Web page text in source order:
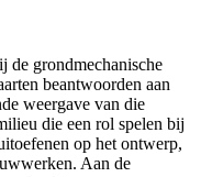
de grondmechanische
beantwoorden aan
weergave van die
die een rol spelen bij
op het ontwerp,
Aan de